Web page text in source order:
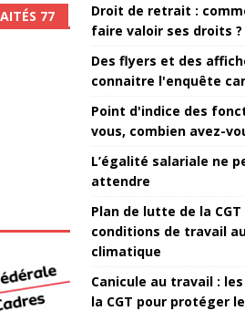
77
Droit de retrait :
faire valoir ses droits ?
Des flyers et des
connaitre l'enquête
Point d'indice des
vous, combien avez-
L’égalité salariale ne
attendre
Plan de lutte de la
conditions de travail
climatique
Canicule au travail :
la CGT pour protéger